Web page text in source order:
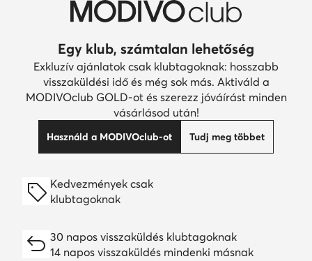
Egy klub, számtalan lehetőség
Exkluzív ajánlatok csak klubtagoknak: hosszabb
visszaküldési idő és még sok más. Aktiváld a
MODIVOclub GOLD-ot és szerezz jóváírást minden
vásárlásod után!
Használd a MODIVOclub-ot Tudj meg többet
Kedvezmények csak
klubtagoknak
30 napos visszaküldés klubtagoknak
14 napos visszaküldés mindenki másnak